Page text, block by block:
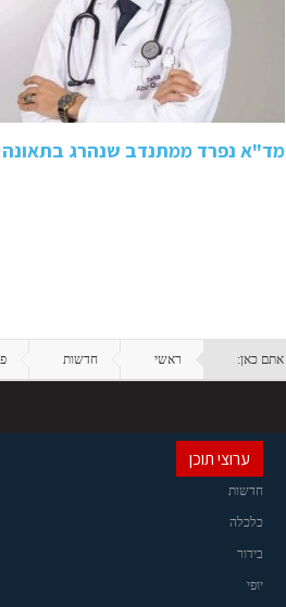
מד"א נפרד ממתנדב שנהרג בתאונה בכביש 80: "ידע
אתם כאן: ראשי חדשות
ערוצי תוכן
חדשות
כלכלה
בידור
יופי